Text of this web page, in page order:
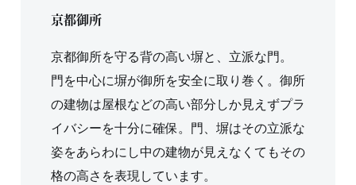
京都御所
京都御所を守る背の高い塀と、立派な門。
門を中心に塀が御所を安全に取り巻く。御所
の建物は屋根などの高い部分しか見えずプラ
イバシーを十分に確保。門、塀はその立派な
姿をあらわにし中の建物が見えなくてもその
格の高さを表現しています。